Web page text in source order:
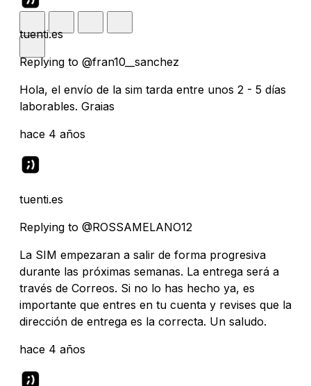
tuenti.es
Replying to @fran10__sanchez
Hola, el envío de la sim tarda entre unos 2 - 5 días
laborables. Graias
hace 4 años
tuenti.es
Replying to @ROSSAMELANO12
La SIM empezaran a salir de forma progresiva
durante las próximas semanas. La entrega será a
través de Correos. Si no lo has hecho ya, es
importante que entres en tu cuenta y revises que la
dirección de entrega es la correcta. Un saludo.
hace 4 años